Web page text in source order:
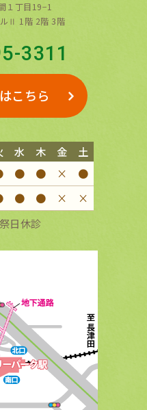
１丁目19−1
Ⅱ 1階 2階 3階
3311
こちら
水 木 金
土
● ● ×
●
● ● ×
×
日休診